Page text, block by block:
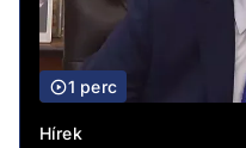
1 perc
Hírek